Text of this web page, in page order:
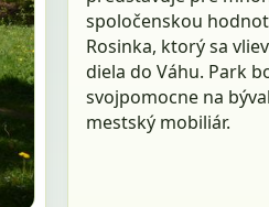
spoločenskou
Rosinka, ktorý sa
diela do Váhu. Park
svojpomocne na
mestský mobiliár.